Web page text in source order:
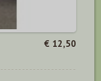
€ 12,50